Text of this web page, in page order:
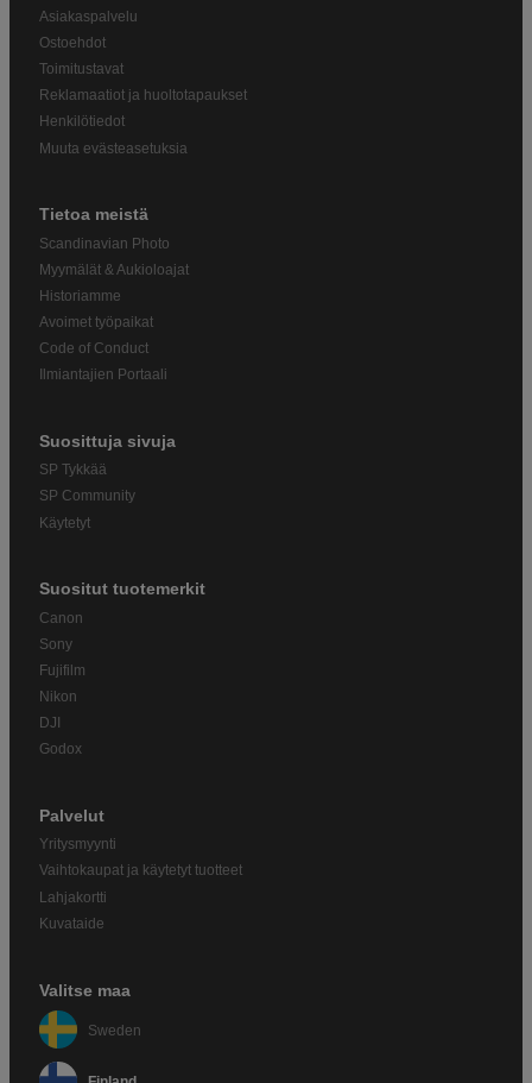
Asiakaspalvelu
Ostoehdot
Toimitustavat
Reklamaatiot ja huoltotapaukset
Henkilötiedot
Muuta evästeasetuksia
Tietoa meistä
Scandinavian Photo
Myymälät & Aukioloajat
Historiamme
Avoimet työpaikat
Code of Conduct
Ilmiantajien Portaali
Suosittuja sivuja
SP Tykkää
SP Community
Käytetyt
Suositut tuotemerkit
Canon
Sony
Fujifilm
Nikon
DJI
Godox
Palvelut
Yritysmyynti
Vaihtokaupat ja käytetyt tuotteet
Lahjakortti
Kuvataide
Valitse maa
Sweden